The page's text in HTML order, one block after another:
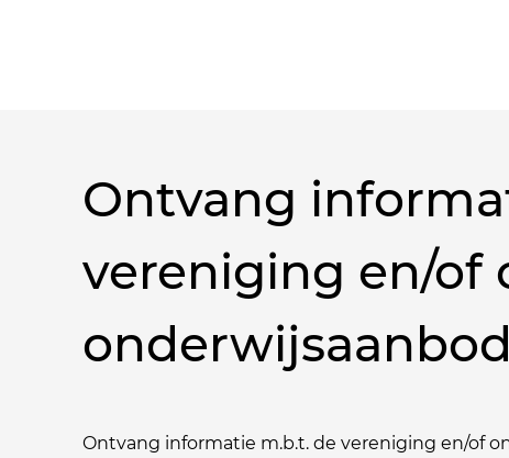
Ontvang
vereniging en/of
Ontvang informatie m.b.t. de vereniging en/of